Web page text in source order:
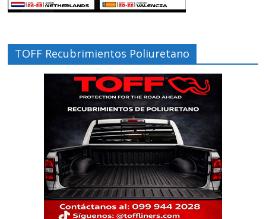
TOFF Recubrimientos Poliuretano